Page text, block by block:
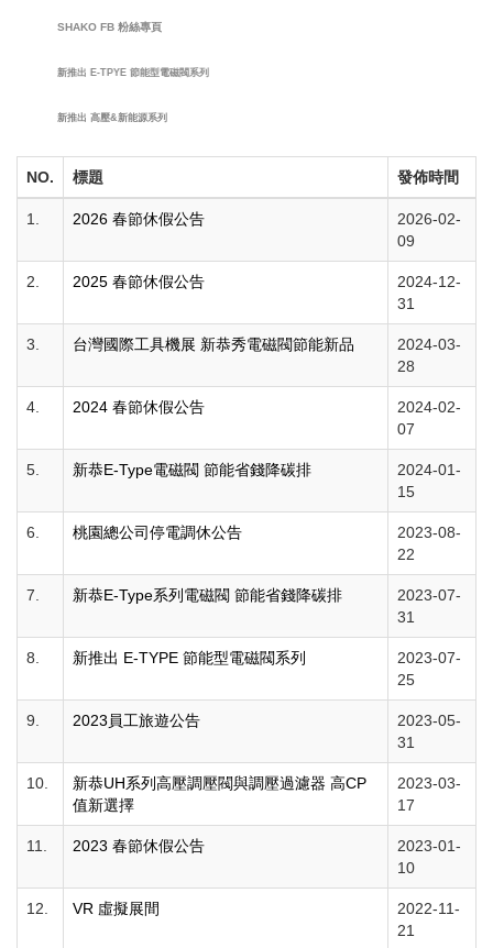
SHAKO FB 粉絲專頁
新推出 E-TPYE 節能型電磁閥系列
新推出 高壓&新能源系列
NO. 標題 發佈時間
1. 2026 春節休假公告
2026-02-
09
2. 2025 春節休假公告
2024-12-
31
3. 台灣國際工具機展 新恭秀電磁閥節能新品
2024-03-
28
4. 2024 春節休假公告
2024-02-
07
5. 新恭E-Type電磁閥 節能省錢降碳排
2024-01-
15
6. 桃園總公司停電調休公告
2023-08-
22
7. 新恭E-Type系列電磁閥 節能省錢降碳排
2023-07-
31
8. 新推出 E-TYPE 節能型電磁閥系列
2023-07-
25
9. 2023員工旅遊公告
2023-05-
31
10.
新恭UH系列高壓調壓閥與調壓過濾器 高CP
值新選擇
2023-03-
17
11. 2023 春節休假公告
2023-01-
10
12. VR 虛擬展間
2022-11-
21